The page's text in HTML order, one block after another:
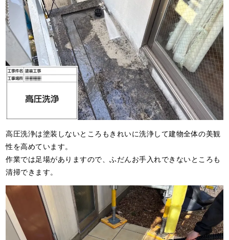
高圧洗浄は塗装しないところもきれいに洗浄して建物全体の美観
性を高めています。
作業では足場がありますので、ふだんお手入れできないところも
清掃できます。